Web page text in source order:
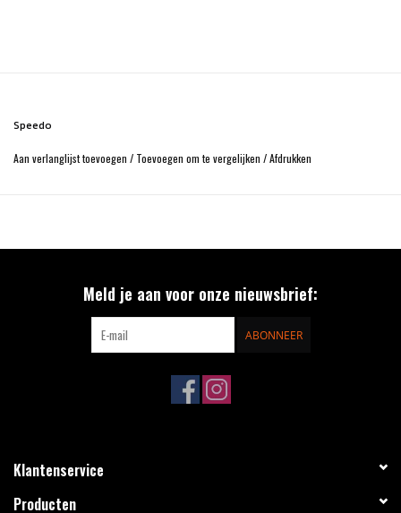
Speedo
Aan verlanglijst toevoegen / Toevoegen om te vergelijken /Afdrukken
Meld je aan voor onze nieuwsbrief:
ABONNEER
Klantenservice
Producten